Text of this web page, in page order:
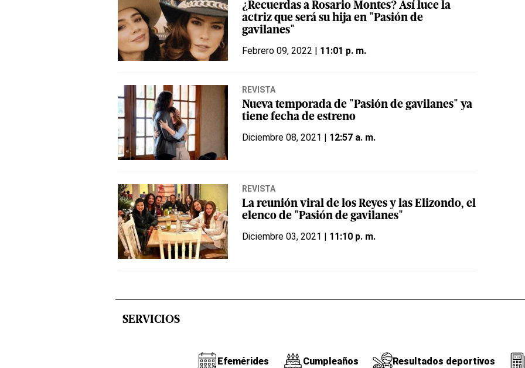
¿Recuerdas a Rosario Montes? Así luce la
actriz que será su hija en "Pasión de
gavilanes"
Febrero 09, 2022 | 11:01 p. m.
REVISTA
Nueva temporada de "Pasión de gavilanes" ya
tiene fecha de estreno
Diciembre 08, 2021 | 12:57 a. m.
REVISTA
La reunión viral de los Reyes y las Elizondo, el
elenco de "Pasión de gavilanes"
Diciembre 03, 2021 | 11:10 p. m.
SERVICIOS
Efemérides Cumpleaños Resultados deportivos